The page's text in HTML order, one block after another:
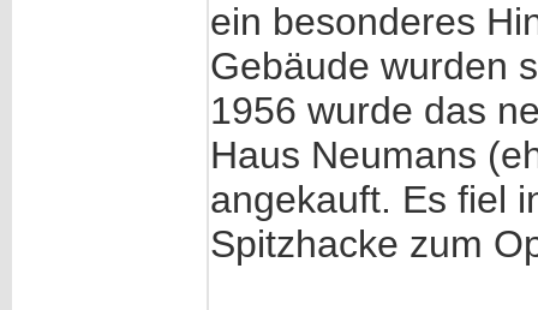
ein besonderes
Gebäude wurden
1956 wurde das
Haus Neumans
angekauft. Es fiel
Spitzhacke zum